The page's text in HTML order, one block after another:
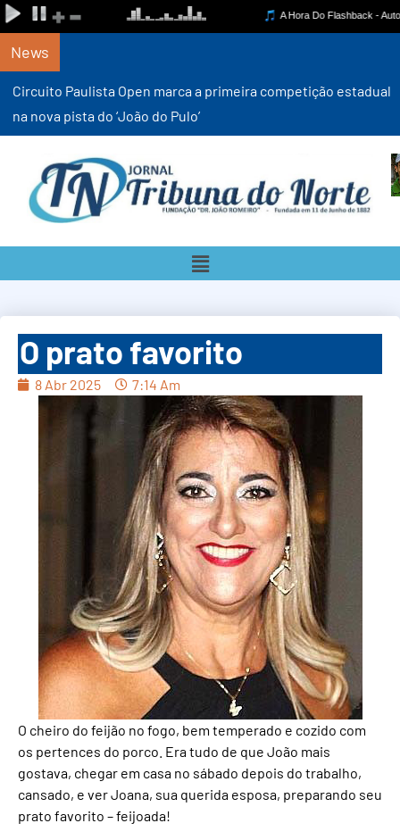
News
Circuito Paulista Open marca a primeira competição estadual
na nova pista do ‘João do Pulo’
O prato favorito
8 Abr 2025 7:14 Am
O cheiro do feijão no fogo, bem temperado e cozido com
os pertences do porco. Era tudo de que João mais
gostava, chegar em casa no sábado depois do trabalho,
cansado, e ver Joana, sua querida esposa, preparando seu
prato favorito – feijoada!